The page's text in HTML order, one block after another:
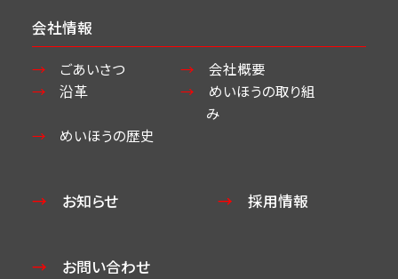
会社情報
ごあいさつ
会社概要
沿革
めいほうの取り組
み
めいほうの歴史
お知らせ 採用情報
お問い合わせ